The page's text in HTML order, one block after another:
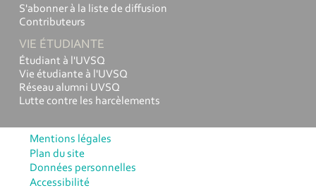
S'abonner à la liste de diffusion
Contributeurs
VIE ÉTUDIANTE
Étudiant à l'UVSQ
Vie étudiante à l'UVSQ
Réseau alumni UVSQ
Lutte contre les harcèlements
Mentions légales
Plan du site
Données personnelles
Accessibilité